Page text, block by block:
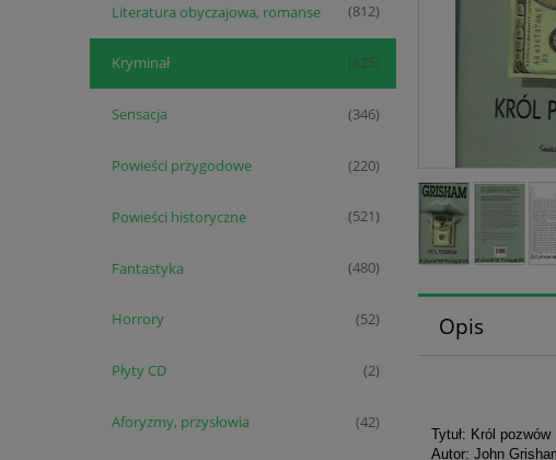
Literatura obyczajowa, romanse (812)
Kryminał (825)
Sensacja (346)
Powieści przygodowe (220)
Powieści historyczne (521)
Fantastyka (480)
Horrory (52)
Płyty CD (2)
Aforyzmy, przysłowia (42)
Opis
Tytuł: Król pozwów
Autor: John